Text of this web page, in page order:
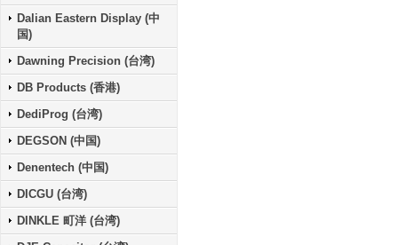
Dalian Eastern Display (中
国)
Dawning Precision (台湾)
DB Products (香港)
DediProg (台湾)
DEGSON (中国)
Denentech (中国)
DICGU (台湾)
DINKLE 町洋 (台湾)